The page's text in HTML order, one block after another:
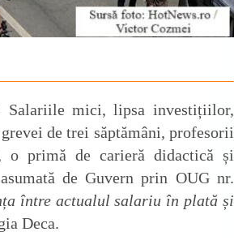
Salariile mici, lipsa investițiilor,
de trei săptămâni, profesorii
primă de carieră didactică și
de Guvern prin OUG nr.
între actualul salariu în plată și
Deca.